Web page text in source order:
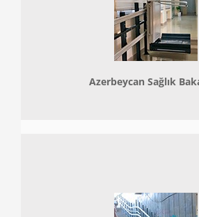
Azerbeycan Sağlık